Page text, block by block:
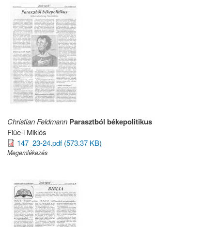
Christian Feldmann Parasztból békepolitikus
Flüe-i Miklós
147_23-24.pdf (573.37 KB)
Megemlékezés